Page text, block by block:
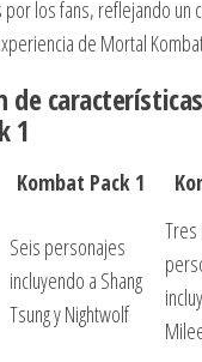
los fans, reflejando un
de Mortal
de
1
Kombat Pack 1
Seis personajes
incluyendo a Shang
Tsung y Nightwolf
Tres